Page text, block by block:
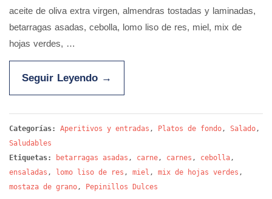
aceite de oliva extra virgen, almendras tostadas y laminadas,
betarragas asadas, cebolla, lomo liso de res, miel, mix de
hojas verdes, …
Seguir Leyendo →
Categorías: Aperitivos y entradas , Platos de fondo, Salado,
Saludables
Etiquetas:
betarragas asadas , carne, carnes , cebolla,
ensaladas , lomo liso de res , miel , mix de hojas verdes ,
mostaza de grano, Pepinillos Dulces